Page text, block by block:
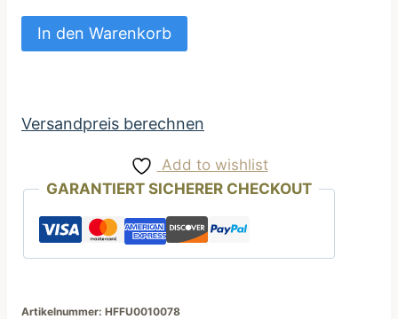
Futtertasche
Leckerli
für
lila
weiße
Pünktchen
In den Warenkorb
Versandpreis berechnen
Add to wishlist
GARANTIERT SICHERER CHECKOUT
Artikelnummer: HFFU0010078